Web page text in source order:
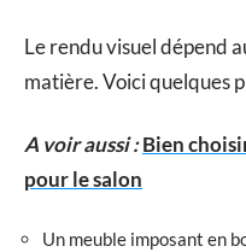
Le rendu visuel dépend
matière. Voici quelques
A voir aussi :Bien
pour le salon
Un meuble imposant en